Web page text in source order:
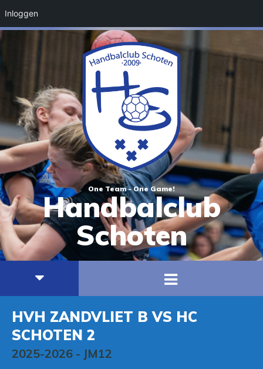
One Team - One Game!
Handbalclub
Schoten
HVH ZANDVLIET B VS HC
SCHOTEN 2
2025-2026 - JM12
Inloggen